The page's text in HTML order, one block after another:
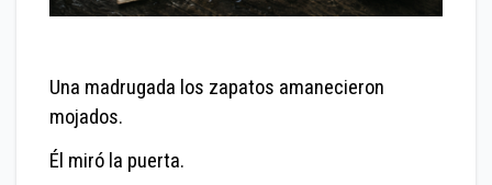
Una madrugada los zapatos amanecieron
mojados.
Él miró la puerta.